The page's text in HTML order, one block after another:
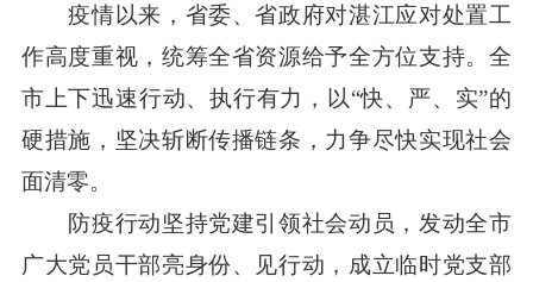
疫情以来，省委、省政府对湛江应对处置工
作高度重视，统筹全省资源给予全方位支持。全
市上下迅速行动、执行有力，以“快、严、实”的
硬措施，坚决斩断传播链条，力争尽快实现社会
面清零。
防疫行动坚持党建引领社会动员，发动全市
广大党员干部亮身份、见行动，成立临时党支部